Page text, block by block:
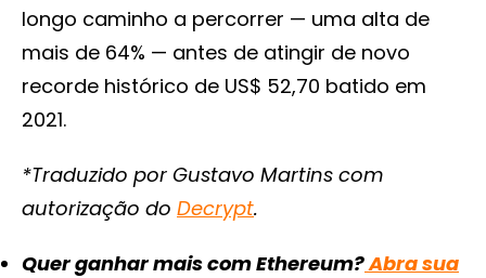
longo caminho a percorrer — uma alta de
mais de 64% — antes de atingir de novo
recorde histórico de US$ 52,70 batido em
2021.
*Traduzido por Gustavo Martins com
autorização do Decrypt.
Quer ganhar mais com Ethereum?Abra sua